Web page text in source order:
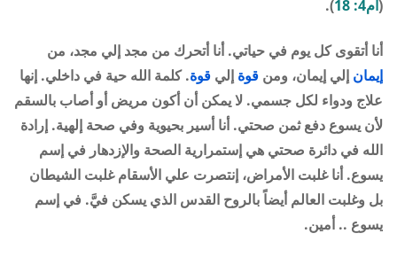
(أم4: 18 ).
أنا أتقوى كل يوم في حياتي. أنا أتحرك من مجد إلي مجد، من
إيمان إلي إيمان، ومن قوة إلي قوة. كلمة الله حية في داخلي. إنها
علاج ودواء لكل جسمي. لا يمكن أن أكون مريض أو أصاب بالسقم
لأن يسوع دفع ثمن صحتي. أنا أسير بحيوية وفي صحة إلهية. إرادة
الله في دائرة صحتي هي إستمرارية الصحة والإزدهار في إسم
يسوع. أنا غلبت الأمراض، إنتصرت علي الأسقام غلبت الشيطان
بل وغلبت العالم أيضاً بالروح القدس الذي يسكن فيَّ. في إسم
يسوع .. أمين.